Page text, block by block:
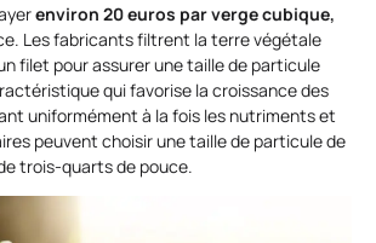
environ 20 euros par verge cubique,
Les fabricants filtrent la terre végétale
filet pour assurer une taille de particule
qui favorise la croissance des
uniformément à la fois les nutriments et
peuvent choisir une taille de particule de
trois-quarts de pouce.